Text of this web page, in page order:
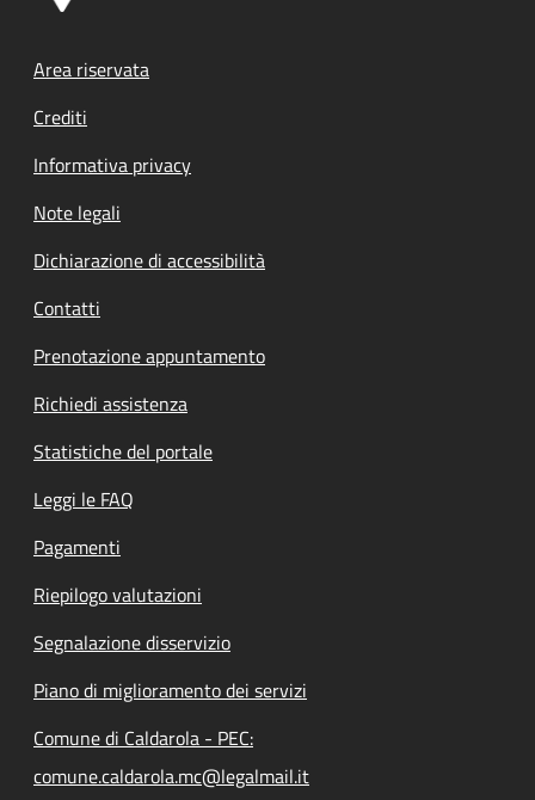
Footer menu
Area riservata
Crediti
Informativa privacy
Note legali
Dichiarazione di accessibilità
Contatti
Prenotazione appuntamento
Richiedi assistenza
Statistiche del portale
Leggi le FAQ
Pagamenti
Riepilogo valutazioni
Segnalazione disservizio
Piano di miglioramento dei servizi
Comune di Caldarola - PEC:
comune.caldarola.mc@legalmail.it